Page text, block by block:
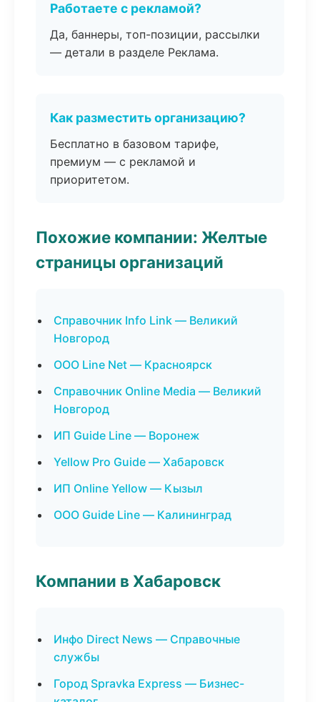
Работаете с рекламой?
Да, баннеры, топ-позиции, рассылки
— детали в разделе Реклама.
Как разместить организацию?
Бесплатно в базовом тарифе,
премиум — с рекламой и
приоритетом.
Похожие компании: Желтые
страницы организаций
Справочник Info Link — Великий
Новгород
ООО Line Net — Красноярск
Справочник Online Media — Великий
Новгород
ИП Guide Line — Воронеж
Yellow Pro Guide — Хабаровск
ИП Online Yellow — Кызыл
ООО Guide Line — Калининград
Компании в Хабаровск
Инфо Direct News — Справочные
службы
Город Spravka Express — Бизнес-